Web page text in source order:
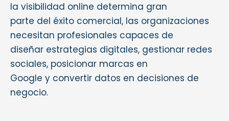
la visibilidad online determina gran
parte del éxito comercial, las organizaciones
necesitan profesionales capaces de
diseñar estrategias digitales, gestionar redes
sociales, posicionar marcas en
Google y convertir datos en decisiones de
negocio.